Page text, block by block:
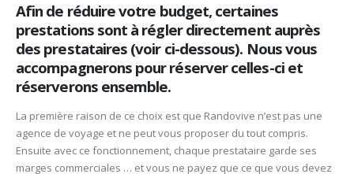
Afin de réduire votre budget, certaines
prestations sont à régler directement auprès
des prestataires (voir ci-dessous). Nous vous
accompagnerons pour réserver celles-ci et
réserverons ensemble.
La première raison de ce choix est que Randovive n’est pas une
agence de voyage et ne peut vous proposer du tout compris.
Ensuite avec ce fonctionnement, chaque prestataire garde ses
marges commerciales … et vous ne payez que ce que vous devez